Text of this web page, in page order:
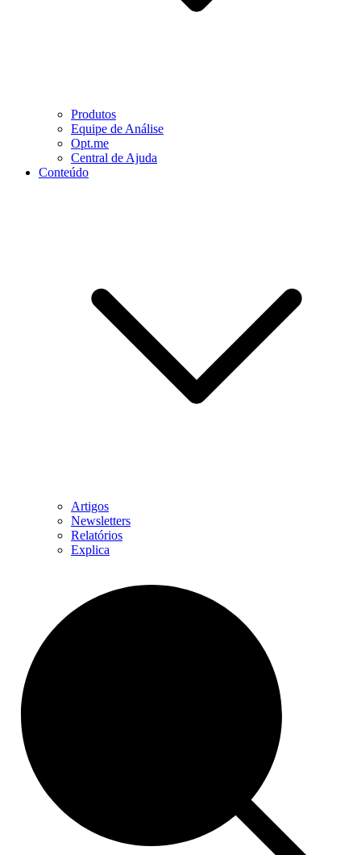
Produtos
Equipe de Análise
Opt.me
Central de Ajuda
Conteúdo
Artigos
Newsletters
Relatórios
Explica